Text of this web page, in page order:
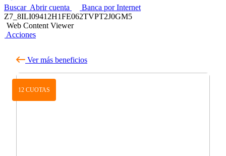
Buscar Abrir cuenta
Banca por Internet
Z7_8ILI09412H1FE062TVPT2J0GM5
Web Content Viewer
Acciones
Ver más beneficios
12 CUOTAS